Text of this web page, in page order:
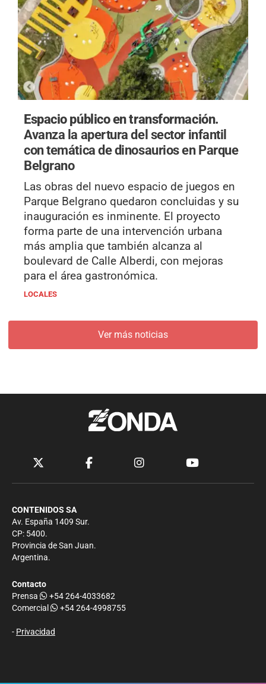
Espacio público en transformación.
Avanza la apertura del sector infantil
con temática de dinosaurios en Parque
Belgrano
Las obras del nuevo espacio de juegos en
Parque Belgrano quedaron concluidas y su
inauguración es inminente. El proyecto
forma parte de una intervención urbana
más amplia que también alcanza al
boulevard de Calle Alberdi, con mejoras
para el área gastronómica.
LOCALES
Ver más noticias
CONTENIDOS SA
Av. España 1409 Sur.
CP: 5400.
Provincia de San Juan.
Argentina.
Contacto
Prensa
+54 264-4033682
Comercial
+54 264-4998755
- Privacidad